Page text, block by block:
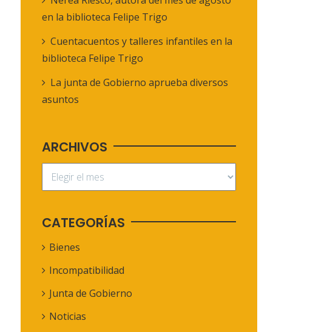
en la biblioteca Felipe Trigo
Cuentacuentos y talleres infantiles en la
biblioteca Felipe Trigo
La junta de Gobierno aprueba diversos
asuntos
ARCHIVOS
CATEGORÍAS
Bienes
Incompatibilidad
Junta de Gobierno
Noticias